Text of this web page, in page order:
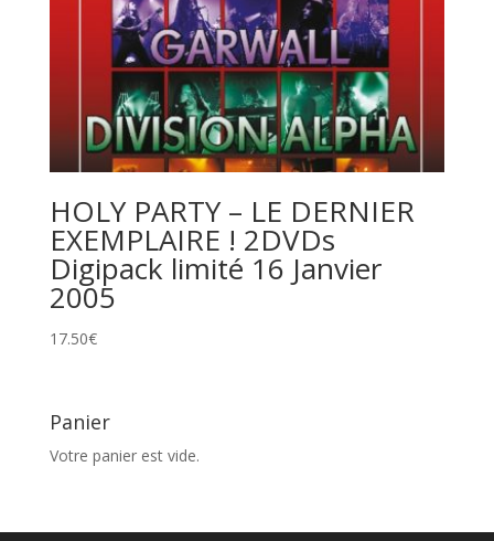
HOLY PARTY – LE DERNIER
EXEMPLAIRE ! 2DVDs
Digipack limité 16 Janvier
2005
17.50€
Panier
Votre panier est vide.